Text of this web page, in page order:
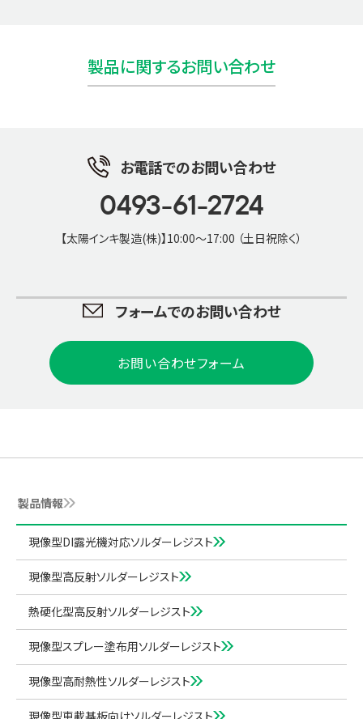
製品情報
現像型DI露光機対応ソルダーレジスト
現像型高反射ソルダーレジスト
熱硬化型高反射ソルダーレジスト
現像型スプレー塗布用ソルダーレジスト
現像型高耐熱性ソルダーレジスト
現像型車載基板向けソルダーレジスト
製品に関するお問い合わせ
お電話でのお問い合わせ
0493-61-2724
【太陽インキ製造(株)】10:00～17:00 （土日祝除く）
フォームでのお問い合わせ
お問い合わせフォーム